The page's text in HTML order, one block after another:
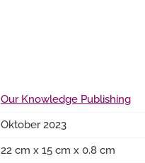
Our Knowledge Publishing
Oktober 2023
22 cm x 15 cm x 0.8 cm